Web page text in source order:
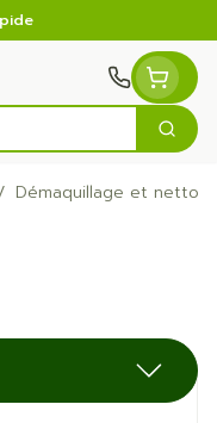
/ Démaquillage et